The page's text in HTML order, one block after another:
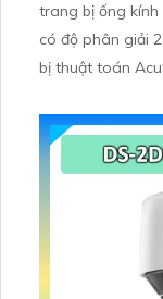
trang bị ống
có độ phân giải
bị thuật toán
đêm bằng hồng